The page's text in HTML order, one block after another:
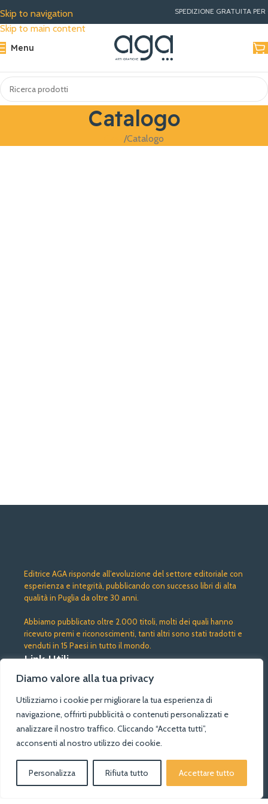
Diamo valore alla tua privacy
Utilizziamo i cookie per migliorare la tua esperienza di
navigazione, offrirti pubblicità o contenuti personalizzati e
analizzare il nostro traffico. Cliccando “Accetta tutti”,
acconsenti al nostro utilizzo dei cookie.
Personalizza Rifiuta tutto Accettare tutto
Skip to navigation
Skip to main content
SPEDIZIONE GRATUITA PER
Menu
Catalogo
Catalogo
Editrice AGA risponde all’evoluzione del settore editoriale con
esperienza e integrità, pubblicando con successo libri di alta
qualità in Puglia da oltre 30 anni.
Abbiamo pubblicato oltre 2.000 titoli, molti dei quali hanno
ricevuto premi e riconoscimenti, tanti altri sono stati tradotti e
venduti in 15 Paesi in tutto il mondo.
Link Utili
Negozio
Termini e condizioni
Privacy Policy
Cokies Policy
Social Links
YouTube
0